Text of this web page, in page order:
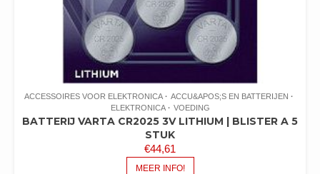
ACCESSOIRES VOOR ELEKTRONICA
ACCU&APOS;S EN BATTERIJEN
ELEKTRONICA
VOEDING
BATTERIJ VARTA CR2025 3V LITHIUM | BLISTER A 5
STUK
€44,61
MEER INFO!